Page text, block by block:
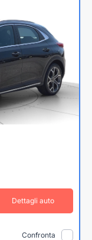
Dettagli auto
Confronta